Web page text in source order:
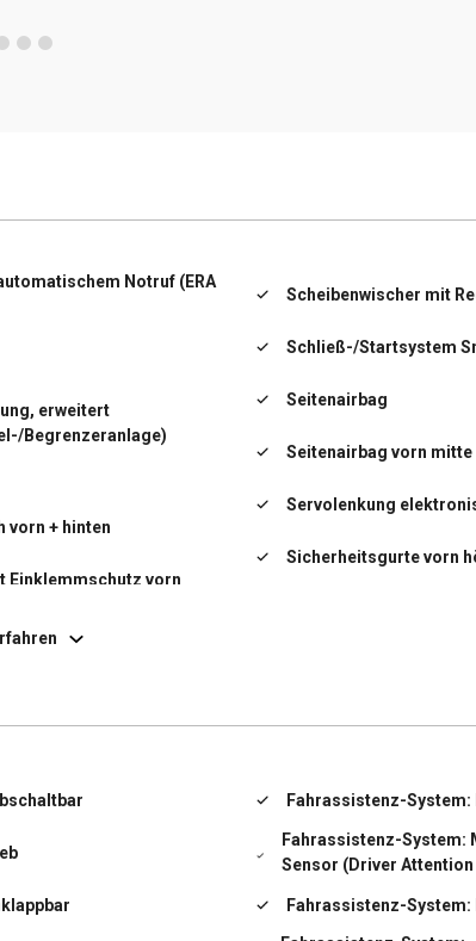
Notruf (ERA
erweitert
Begrenzeranlage)
vorn + hinten
Einklemmschutz vorn
Rollo
Scheibenwischer mit
Schließ-/Startsystem
Seitenairbag
Seitenairbag vorn
Servolenkung
Sicherheitsgurte vorn
Steckdose (12V-
Fahrassistenz-
Fahrassistenz-
Sensor (Driver Attention
Fahrassistenz-